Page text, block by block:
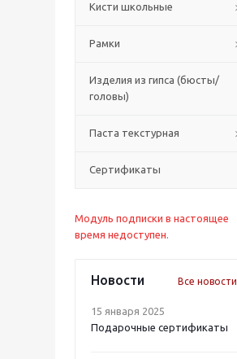
Кисти школьные
Рамки
Изделия из гипса (бюсты/
головы)
Паста текстурная
Сертификаты
Модуль подписки в настоящее
время недоступен.
Новости Все новости
15 января 2025
Подарочные сертификаты